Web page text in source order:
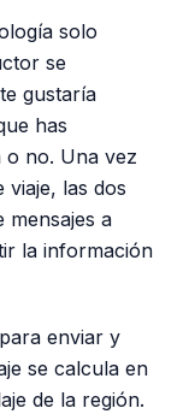
solo
se
gustaría
has
o no. Una vez
viaje, las dos
mensajes a
la información
enviar y
se calcula en
de la región.